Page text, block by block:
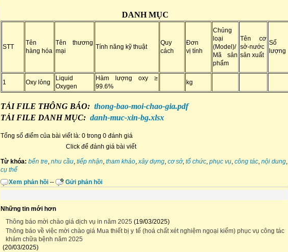
DANH MỤC
STT
Tên
hàng hóa
Tên thương
mại
Tính năng kỹ thuật
Quy
cách
Đơn
vị tính
Chủng
loại
(Model)/
Mã sản
phẩm
Tên cơ
sở-nước
sản xuất
Số
lượng
1 Oxy lỏng
Liquid
Oxygen
Hàm lượng oxy ≥
99.6%
kg
TẢI FILE THÔNG BÁO: thong-bao-moi-chao-gia.pdf
TẢI FILE DANH MỤC: danh-muc-xin-bg.xlsx
Tổng số điểm của bài viết là: 0 trong 0 đánh giá
Click để đánh giá bài viết
Từ khóa: bến tre, nhu cầu, tiếp nhận, tham khảo,xây dựng, cơ sở, tổ chức, phục vụ, công tác, nội dung,
cụ thể
Xem phản hồi -- Gửi phản hồi
Những tin mới hơn
Thông báo mời chào giá dịch vụ in năm 2025 (19/03/2025)
Thông báo về việc mời chào giá Mua thiết bị y tế (hoá chất xét nghiệm ngoại kiểm) phục vụ công tác
khám chữa bệnh năm 2025
(20/03/2025)